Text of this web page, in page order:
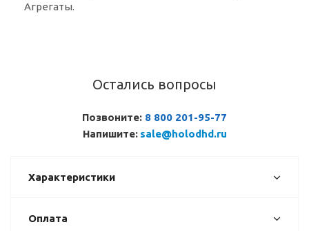
Агрегаты.
Остались вопросы
Позвоните: 8 800 201-95-77
Напишите: sale@holodhd.ru
Характеристики
Оплата